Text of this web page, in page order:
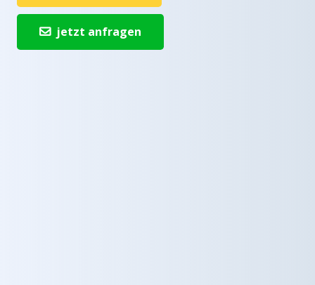
jetzt anfragen